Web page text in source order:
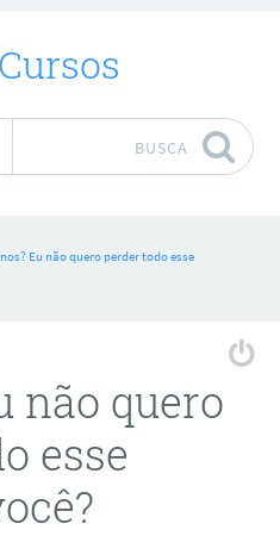
BUSCA
Eu não quero perder todo esse
não quero
esse